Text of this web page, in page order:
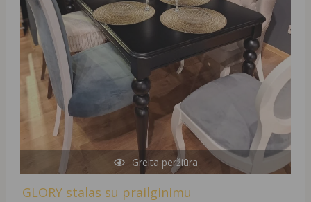
Greita peržiūra
GLORY stalas su prailginimu